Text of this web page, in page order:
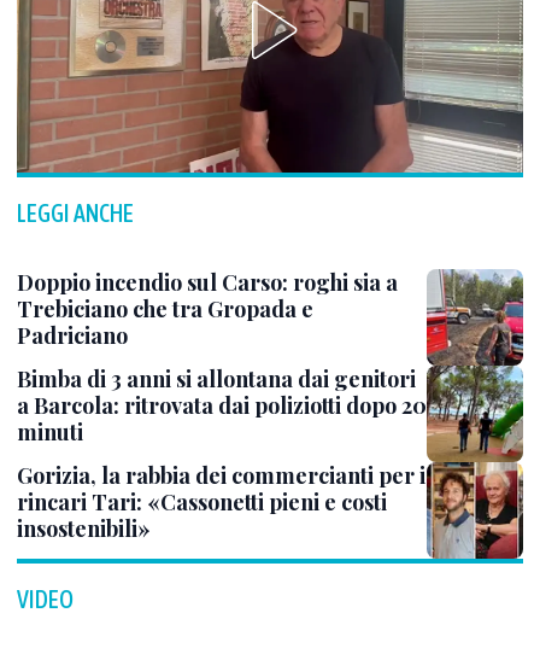
LEGGI ANCHE
Doppio incendio sul Carso: roghi sia a
Trebiciano che tra Gropada e
Padriciano
Bimba di 3 anni si allontana dai genitori
a Barcola: ritrovata dai poliziotti dopo 20
minuti
Gorizia, la rabbia dei commercianti per i
rincari Tari: «Cassonetti pieni e costi
insostenibili»
VIDEO